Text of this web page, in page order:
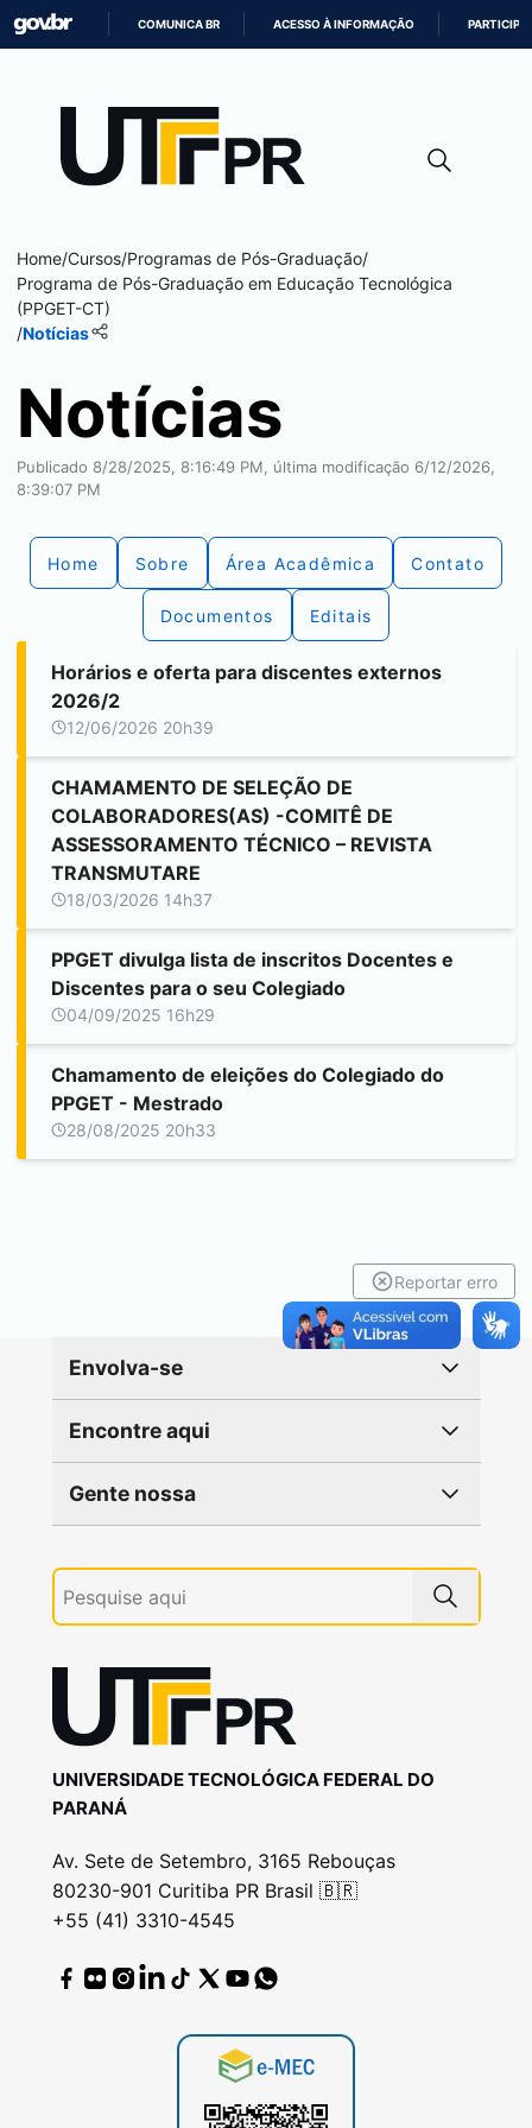
CONTEÚDO
COMUNICA BR ACESSO À INFORMAÇÃO PARTICIPE
Home/Cursos/Programas de Pós-Graduação/
Programa de Pós-Graduação em Educação Tecnológica
(PPGET-CT)
/Notícias
Notícias
Publicado 8/28/2025, 8:16:49 PM, última modificação 6/12/2026,
8:39:07 PM
Home Sobre Área Acadêmica Contato
Documentos Editais
Horários e oferta para discentes externos
2026/2
12/06/2026 20h39
CHAMAMENTO DE SELEÇÃO DE
COLABORADORES(AS) -COMITÊ DE
ASSESSORAMENTO TÉCNICO – REVISTA
TRANSMUTARE
18/03/2026 14h37
PPGET divulga lista de inscritos Docentes e
Discentes para o seu Colegiado
04/09/2025 16h29
Chamamento de eleições do Colegiado do
PPGET - Mestrado
28/08/2025 20h33
Reportar erro
Envolva-se
Encontre aqui
Gente nossa
UNIVERSIDADE TECNOLÓGICA FEDERAL DO
PARANÁ
Av. Sete de Setembro, 3165 Rebouças
80230-901 Curitiba PR Brasil 🇧🇷
+55 (41) 3310-4545